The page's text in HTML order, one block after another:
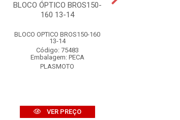
BLOCO ÓPTICO BROS150-
160 13-14
BLOCO OPTICO BROS150-160
13-14
Código: 75483
Embalagem: PECA
PLASMOTO
VER PREÇO